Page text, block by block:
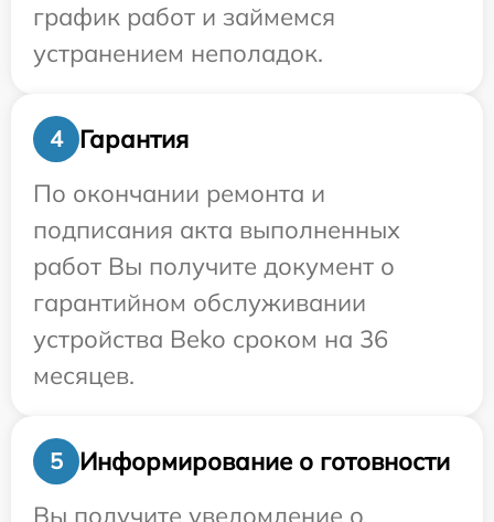
график работ и займемся
устранением неполадок.
4
Гарантия
По окончании ремонта и
подписания акта выполненных
работ Вы получите документ о
гарантийном обслуживании
устройства Beko сроком на 36
месяцев.
5
Информирование о готовности
Вы получите уведомление о